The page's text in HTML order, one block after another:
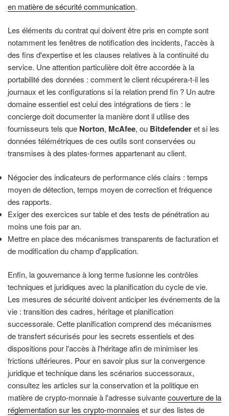
en matière de sécurité communication.
Les éléments du contrat qui doivent être pris en compte sont
notamment les fenêtres de notification des incidents, l'accès à
des fins d'expertise et les clauses relatives à la continuité du
service. Une attention particulière doit être accordée à la
portabilité des données : comment le client récupérera-t-il les
journaux et les configurations si la relation prend fin ? Un autre
domaine essentiel est celui des intégrations de tiers : le
concierge doit documenter la manière dont il utilise des
fournisseurs tels que Norton, McAfee, ou Bitdefenderet si les
données télémétriques de ces outils sont conservées ou
transmises à des plates-formes appartenant au client.
Négocier des indicateurs de performance clés clairs : temps
moyen de détection, temps moyen de correction et fréquence
des rapports.
Exiger des exercices sur table et des tests de pénétration au
moins une fois par an.
Mettre en place des mécanismes transparents de facturation et
de modification du champ d'application.
Enfin, la gouvernance à long terme fusionne les contrôles
techniques et juridiques avec la planification du cycle de vie.
Les mesures de sécurité doivent anticiper les événements de la
vie : transition des cadres, héritage et planification
successorale. Cette planification comprend des mécanismes
de transfert sécurisés pour les secrets essentiels et des
dispositions pour l'accès à l'héritage afin de minimiser les
frictions ultérieures. Pour en savoir plus sur la convergence
juridique et technique dans les scénarios successoraux,
consultez les articles sur la conservation et la politique en
matière de crypto-monnaie à l'adresse suivantecouverture de la
réglementation sur les crypto-monnaies et sur des listes de